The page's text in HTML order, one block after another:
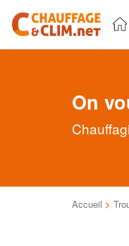
On
Accueil >